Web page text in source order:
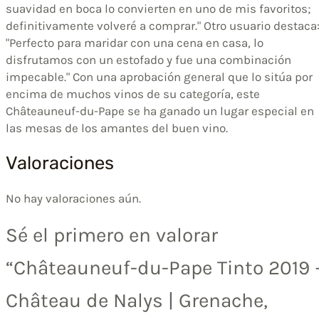
suavidad en boca lo convierten en uno de mis favoritos;
definitivamente volveré a comprar." Otro usuario destaca:
"Perfecto para maridar con una cena en casa, lo
disfrutamos con un estofado y fue una combinación
impecable." Con una aprobación general que lo sitúa por
encima de muchos vinos de su categoría, este
Châteauneuf-du-Pape se ha ganado un lugar especial en
las mesas de los amantes del buen vino.
Valoraciones
No hay valoraciones aún.
Sé el primero en valorar
“Châteauneuf-du-Pape Tinto 2019
Château de Nalys | Grenache,